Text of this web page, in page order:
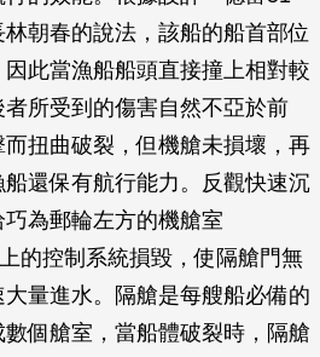
朝春的說法，該船的船首部位
此當漁船船頭直接撞上相對較
所受到的傷害自然不亞於前
扭曲破裂，但機艙未損壞，再
還保有航行能力。反觀快速沉
為郵輪左方的機艙室
的控制系統損毀，使隔艙門無
量進水。隔艙是每艘船必備的
個艙室，當船體破裂時，隔艙